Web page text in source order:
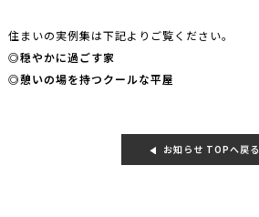
住まいの実例集は下記よりご覧ください。
◎穏やかに過ごす家
◎憩いの場を持つクールな平屋
お知らせ TOPへ戻る